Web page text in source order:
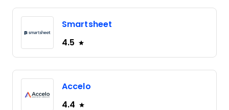
Smartsheet
4.5
Accelo
4.4